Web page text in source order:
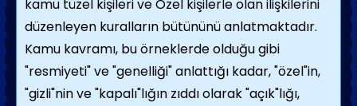
kamu tüzel kişileri ve Özel kişilerle olan ilişkilerini
düzenleyen kuralla­rın bütününü anlatmaktadır.
Kamu kavramı, bu örneklerde olduğu gibi
"resmiyeti" ve "genelliği" anlattığı kadar, "özel"in,
"gizli"nin ve "kapalı"lığın zıddı olarak "açık"lığı,